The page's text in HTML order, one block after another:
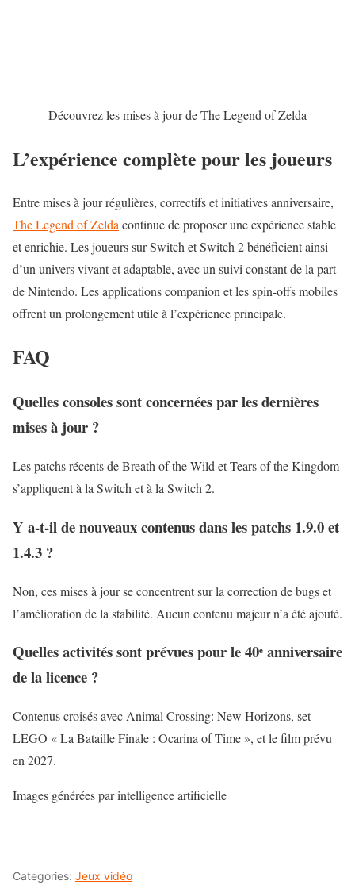
Découvrez les mises à jour de The Legend of Zelda
L’expérience complète pour les joueurs
Entre mises à jour régulières, correctifs et initiatives anniversaire,
The Legend of Zelda continue de proposer une expérience stable
et enrichie. Les joueurs sur Switch et Switch 2 bénéficient ainsi
d’un univers vivant et adaptable, avec un suivi constant de la part
de Nintendo. Les applications companion et les spin-offs mobiles
offrent un prolongement utile à l’expérience principale.
FAQ
Quelles consoles sont concernées par les dernières
mises à jour ?
Les patchs récents de Breath of the Wild et Tears of the Kingdom
s’appliquent à la Switch et à la Switch 2.
Y a-t-il de nouveaux contenus dans les patchs 1.9.0 et
1.4.3 ?
Non, ces mises à jour se concentrent sur la correction de bugs et
l’amélioration de la stabilité. Aucun contenu majeur n’a été ajouté.
Quelles activités sont prévues pour le 40ᵉ anniversaire
de la licence ?
Contenus croisés avec Animal Crossing: New Horizons, set
LEGO « La Bataille Finale : Ocarina of Time », et le film prévu
en 2027.
Images générées par intelligence artificielle
Categories: Jeux vidéo